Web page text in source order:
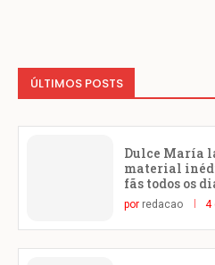
ÚLTIMOS POSTS
Dulce María
material
fãs todos os
por redacao 4